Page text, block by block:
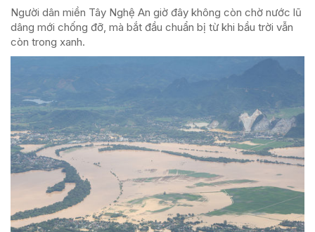
Người dân miền Tây Nghệ An giờ đây không còn chờ nước lũ
dâng mới chống đỡ, mà bắt đầu chuẩn bị từ khi bầu trời vẫn
còn trong xanh.